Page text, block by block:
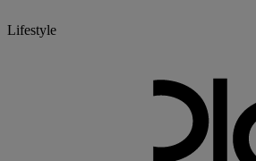
Lifestyle